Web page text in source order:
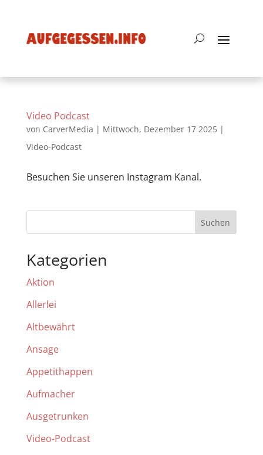
Video Podcast
von CarverMedia | Mittwoch, Dezember 17 2025|
Video-Podcast
Besuchen Sie unseren Instagram Kanal.
Suchen
Kategorien
Aktion
Allerlei
Altbewährt
Ansage
Appetithappen
Aufmacher
Ausgetrunken
Video-Podcast